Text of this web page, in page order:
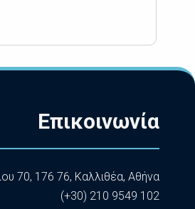
Επικοινωνία
70, 176 76, Καλλιθέα, Αθήνα
(+30) 210 9549 102